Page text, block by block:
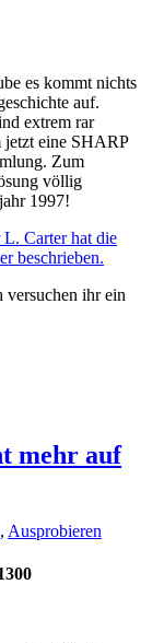
es kommt nichts
auf.
extrem rar
jetzt eine SHARP
Zum
völlig
1997!
L. Carter hat die
beschrieben.
versuchen ihr ein
mehr auf
, Ausprobieren